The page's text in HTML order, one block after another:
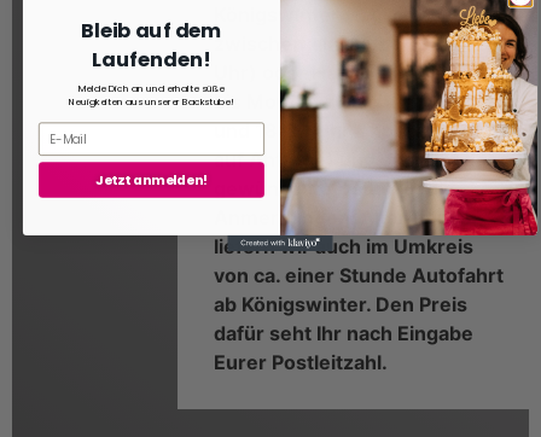
Königswinter (täglich
zwischen 11:00 und 18:00
Uhr) oder Hangelar (Freitag
bis Montag zwischen 11:00
und 18:00 Uhr, andere Tage
auf Anfrage) und schreibt das
gewünschte Datum in die
Anmerkungen. Alternativ
liefern wir auch im Umkreis
von ca. einer Stunde Autofahrt
ab Königswinter. Den Preis
dafür seht Ihr nach Eingabe
Eurer Postleitzahl.
Bleib auf dem
Laufenden!
Melde Dich an und erhalte süße
Neuigkeiten aus unserer Backstube!
Jetzt anmelden!